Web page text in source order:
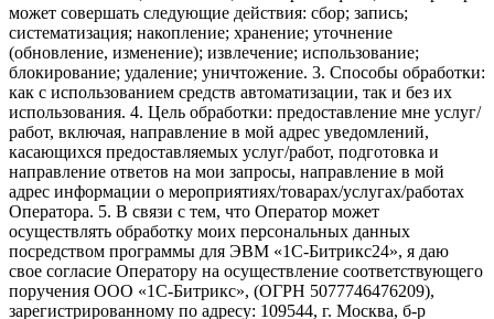
может совершать следующие действия: сбор; запись;
систематизация; накопление; хранение; уточнение
(обновление, изменение); извлечение; использование;
блокирование; удаление; уничтожение. 3. Способы обработки:
как с использованием средств автоматизации, так и без их
использования. 4. Цель обработки: предоставление мне услуг/
работ, включая, направление в мой адрес уведомлений,
касающихся предоставляемых услуг/работ, подготовка и
направление ответов на мои запросы, направление в мой
адрес информации о мероприятиях/товарах/услугах/работах
Оператора. 5. В связи с тем, что Оператор может
осуществлять обработку моих персональных данных
посредством программы для ЭВМ «1С-Битрикс24», я даю
свое согласие Оператору на осуществление соответствующего
поручения ООО «1С-Битрикс», (ОГРН 5077746476209),
зарегистрированному по адресу: 109544, г. Москва, б-р